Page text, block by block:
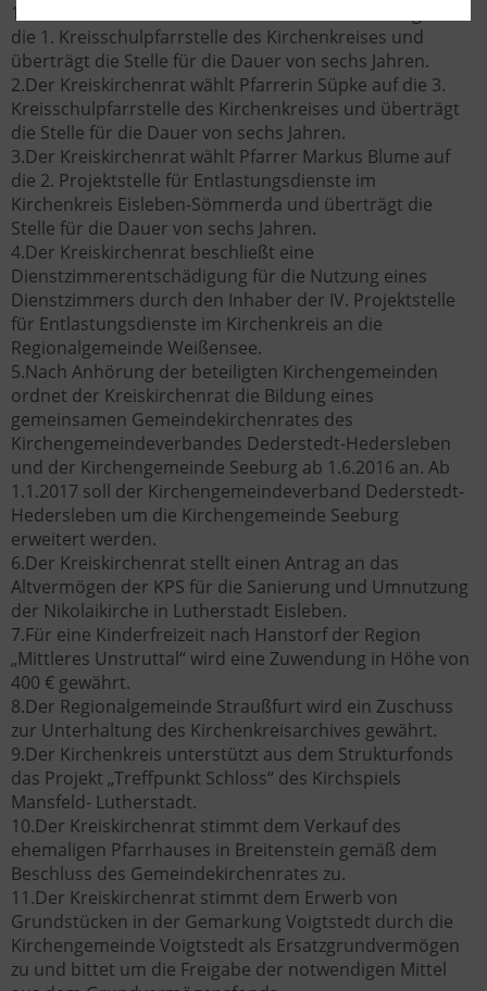
1.Der Kreiskirchenrat wählt Pfarrerin von Henning auf
die 1. Kreisschulpfarrstelle des Kirchenkreises und
überträgt die Stelle für die Dauer von sechs Jahren.
2.Der Kreiskirchenrat wählt Pfarrerin Süpke auf die 3.
Kreisschulpfarrstelle des Kirchenkreises und überträgt
die Stelle für die Dauer von sechs Jahren.
3.Der Kreiskirchenrat wählt Pfarrer Markus Blume auf
die 2. Projektstelle für Entlastungsdienste im
Kirchenkreis Eisleben-Sömmerda und überträgt die
Stelle für die Dauer von sechs Jahren.
4.Der Kreiskirchenrat beschließt eine
Dienstzimmerentschädigung für die Nutzung eines
Dienstzimmers durch den Inhaber der IV. Projektstelle
für Entlastungsdienste im Kirchenkreis an die
Regionalgemeinde Weißensee.
5.Nach Anhörung der beteiligten Kirchengemeinden
ordnet der Kreiskirchenrat die Bildung eines
gemeinsamen Gemeindekirchenrates des
Kirchengemeindeverbandes Dederstedt-Hedersleben
und der Kirchengemeinde Seeburg ab 1.6.2016 an. Ab
1.1.2017 soll der Kirchengemeindeverband Dederstedt-
Hedersleben um die Kirchengemeinde Seeburg
erweitert werden.
6.Der Kreiskirchenrat stellt einen Antrag an das
Altvermögen der KPS für die Sanierung und Umnutzung
der Nikolaikirche in Lutherstadt Eisleben.
7.Für eine Kinderfreizeit nach Hanstorf der Region
„Mittleres Unstruttal“ wird eine Zuwendung in Höhe von
400 € gewährt.
8.Der Regionalgemeinde Straußfurt wird ein Zuschuss
zur Unterhaltung des Kirchenkreisarchives gewährt.
9.Der Kirchenkreis unterstützt aus dem Strukturfonds
das Projekt „Treffpunkt Schloss“ des Kirchspiels
Mansfeld- Lutherstadt.
10.Der Kreiskirchenrat stimmt dem Verkauf des
ehemaligen Pfarrhauses in Breitenstein gemäß dem
Beschluss des Gemeindekirchenrates zu.
11.Der Kreiskirchenrat stimmt dem Erwerb von
Grundstücken in der Gemarkung Voigtstedt durch die
Kirchengemeinde Voigtstedt als Ersatzgrundvermögen
zu und bittet um die Freigabe der notwendigen Mittel